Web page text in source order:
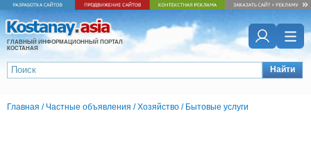
ГЛАВНЫЙ ИНФОРМАЦИОННЫЙ ПОРТАЛ
КОСТАНАЯ
Найти
Главная / Частные объявления /Хозяйство / Бытовые услуги